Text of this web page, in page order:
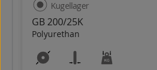
GB 200/25K
Polyurethan
Kugellager